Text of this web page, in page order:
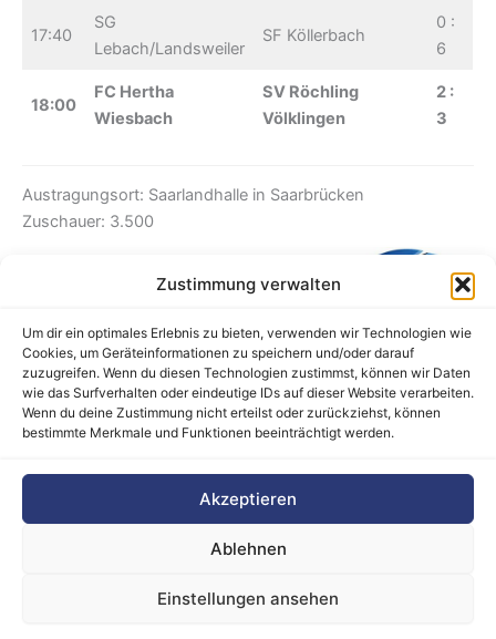
Zustimmung verwalten
Um dir ein optimales Erlebnis zu bieten, verwenden wir Technologien wie
Cookies, um Geräteinformationen zu speichern und/oder darauf
zuzugreifen. Wenn du diesen Technologien zustimmst, können wir Daten
wie das Surfverhalten oder eindeutige IDs auf dieser Website verarbeiten.
Wenn du deine Zustimmung nicht erteilst oder zurückziehst, können
bestimmte Merkmale und Funktionen beeinträchtigt werden.
Akzeptieren
Ablehnen
Einstellungen ansehen
17:40
SG
Lebach/Landsweiler
SF Köllerbach
0 :
6
18:00
FC Hertha
Wiesbach
SV Röchling
Völklingen
2 :
3
Austragungsort: Saarlandhalle in Saarbrücken
Zuschauer: 3.500
Barrierefreiheitserklärung
Cookie-Richtlinie (EU)
Datenschutz
Impressum